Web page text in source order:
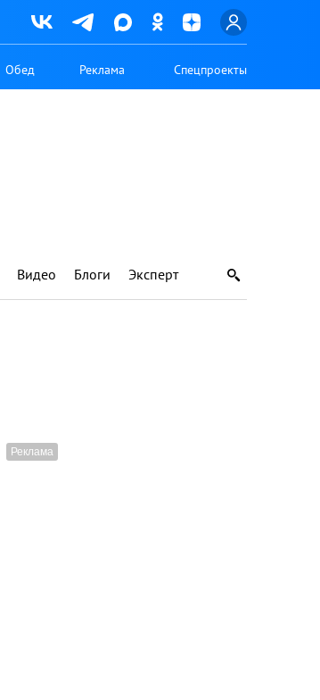
Обед Реклама Спецпроекты
Видео Блоги Эксперт